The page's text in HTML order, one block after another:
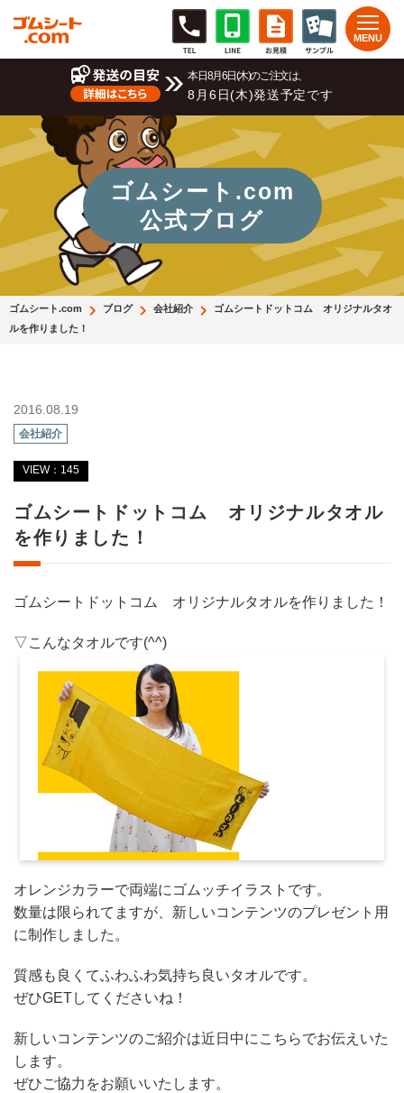
本日8月6日(木)のご注文は、
8月6日(木)発送予定です
ゴムシート.com
公式ブログ
ゴムシート.com ブログ 会社紹介
ゴムシートドットコム オリジナルタオ
ルを作りました！
2016.08.19
会社紹介
VIEW：145
ゴムシートドットコム オリジナルタオル
を作りました！
ゴムシートドットコム オリジナルタオルを作りました！
▽こんなタオルです(^^)
オレンジカラーで両端にゴムッチイラストです。
数量は限られてますが、新しいコンテンツのプレゼント用
に制作しました。
質感も良くてふわふわ気持ち良いタオルです。
ぜひGETしてくださいね！
新しいコンテンツのご紹介は近日中にこちらでお伝えいた
します。
ぜひご協力をお願いいたします。